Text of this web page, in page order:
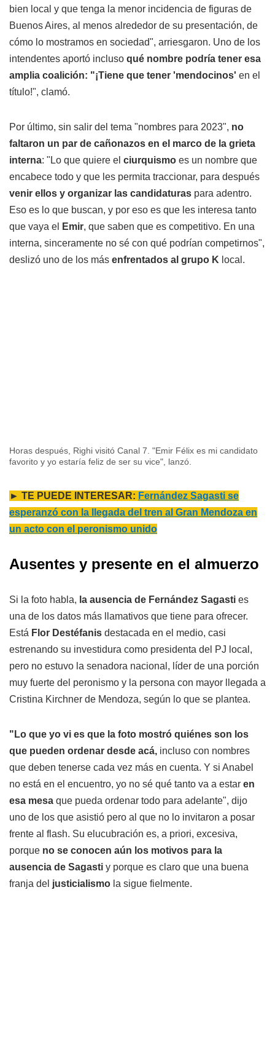
bien local y que tenga la menor incidencia de figuras de
Buenos Aires, al menos alrededor de su presentación, de
cómo lo mostramos en sociedad", arriesgaron. Uno de los
intendentes aportó incluso qué nombre podría tener esa
amplia coalición: "¡Tiene que tener 'mendocinos' en el
título!", clamó.
Por último, sin salir del tema "nombres para 2023", no
faltaron un par de cañonazos en el marco de la grieta
interna: "Lo que quiere el ciurquismo es un nombre que
encabece todo y que les permita traccionar, para después
venir ellos y organizar las candidaturas para adentro.
Eso es lo que buscan, y por eso es que les interesa tanto
que vaya el
Emir, que saben que es competitivo. En una
interna, sinceramente no sé con qué podrían competirnos",
deslizó uno de los más enfrentados al grupo K local.
Horas después, Righi visitó Canal 7. "Emir Félix es mi candidato
favorito y yo estaría feliz de ser su vice", lanzó.
► TE PUEDE INTERESAR: Fernández Sagasti se
esperanzó con la llegada del tren al Gran Mendoza en
un acto con el peronismo unido
Ausentes y presente en el almuerzo
Si la foto habla, la ausencia de Fernández Sagasti es
una de los datos más llamativos que tiene para ofrecer.
Está Flor Destéfanis destacada en el medio, casi
estrenando su investidura como presidenta del PJ local,
pero no estuvo la senadora nacional, líder de una porción
muy fuerte del peronismo y la persona con mayor llegada a
Cristina Kirchner de Mendoza, según lo que se plantea.
"Lo que yo vi es que la foto mostró quiénes son los
que pueden ordenar desde acá, incluso con nombres
que deben tenerse cada vez más en cuenta. Y si Anabel
no está en el encuentro, yo no sé qué tanto va a estar en
esa mesa que pueda ordenar todo para adelante", dijo
uno de los que asistió pero al que no lo invitaron a posar
frente al flash. Su elucubración es, a priori, excesiva,
porque no se conocen aún los motivos para la
ausencia de Sagasti y porque es claro que una buena
franja del justicialismo la sigue fielmente.